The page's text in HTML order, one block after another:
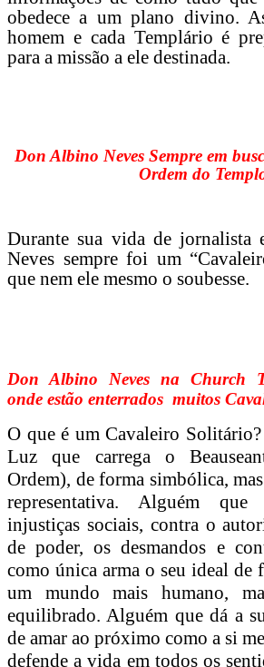
obedece a um plano divino.
homem e cada Templário é
para a missão a ele destinada.
Don Albino Neves Sempre em
Ordem do
Durante sua vida de jornalista
Neves sempre foi um
que nem ele mesmo o soubesse.
Don Albino Neves na Church
onde estão enterrados muitos
O que é um Cavaleiro
Luz que carrega o
Ordem), de forma simbólica,
representativa. Alguém
injustiças sociais, contra o
de poder, os desmandos e
como única arma o seu ideal de
um mundo mais humano,
equilibrado. Alguém que dá a
de amar ao próximo como a si
defende a vida em todos os